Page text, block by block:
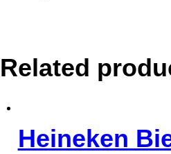
Related
Heineken